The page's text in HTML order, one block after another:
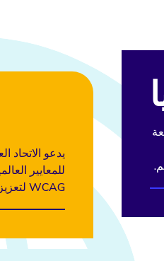
يدعو الاتحاد
للمعايير
WCAG لتعزيز إمكانية الوصول للجميع.